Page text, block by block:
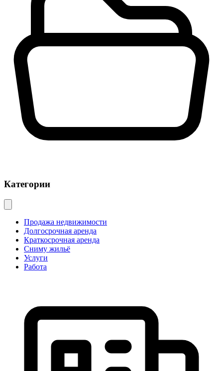
Категории
Продажа недвижимости
Долгосрочная аренда
Краткосрочная аренда
Сниму жильё
Услуги
Работа